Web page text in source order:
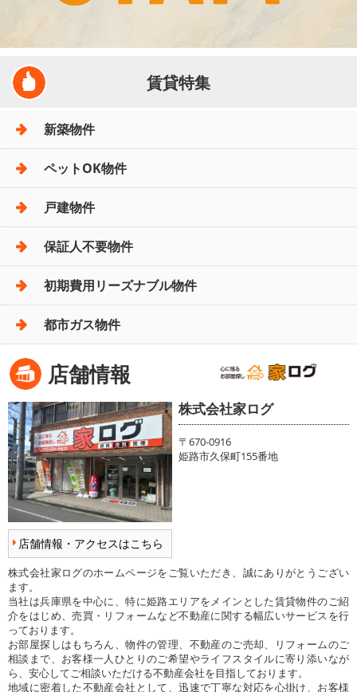
賃貸特集
新築物件
ペットOK物件
戸建物件
保証人不要物件
初期費用リーズナブル物件
都市ガス物件
店舗情報
店舗情報・アクセスはこちら
株式会社家ログ
〒670-0916
姫路市久保町155番地
株式会社家ログのホームページをご覧いただき、誠にありがとうござい
ます。
当社は兵庫県を中心に、特に姫路エリアをメインとした賃貸物件のご紹
介をはじめ、売買・リフォームなど不動産に関する幅広いサービスを行
っております。
お部屋探しはもちろん、物件の管理、不動産のご売却、リフォームのご
相談まで、お客様一人ひとりのご希望やライフスタイルに寄り添いなが
ら、安心してご相談いただける不動産会社を目指しております。
地域に密着した不動産会社として、迅速で丁寧な対応を心掛け、お客様